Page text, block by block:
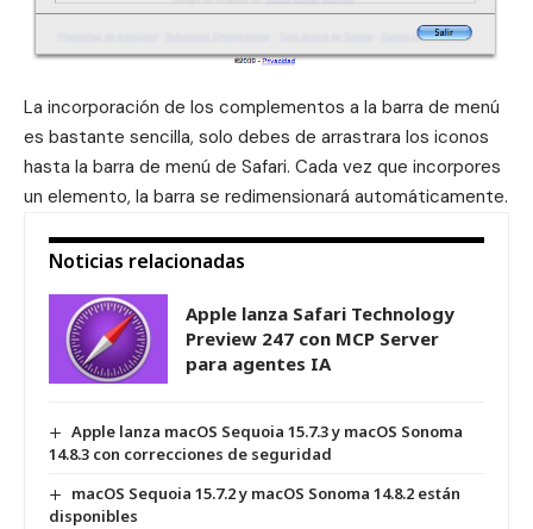
La incorporación de los complementos a la barra de menú
es bastante sencilla, solo debes de arrastrara los iconos
hasta la barra de menú de Safari. Cada vez que incorpores
un elemento, la barra se redimensionará automáticamente.
Noticias relacionadas
Apple lanza Safari Technology
Preview 247 con MCP Server
para agentes IA
Apple lanza macOS Sequoia 15.7.3 y macOS Sonoma
14.8.3 con correcciones de seguridad
macOS Sequoia 15.7.2 y macOS Sonoma 14.8.2 están
disponibles